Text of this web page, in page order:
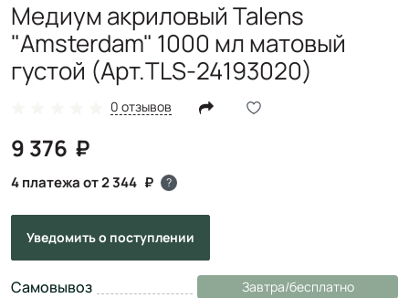
Медиум акриловый Talens
"Amsterdam" 1000 мл матовый
густой (Арт.TLS-24193020)
0 отзывов
9 376
4 платежа от 2 344 ?
Уведомитьо поступлении
Самовывоз Завтра/бесплатно